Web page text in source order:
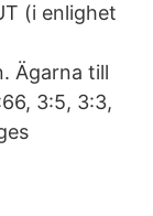
(i enlighet
Ägarna till
3:5, 3:3,